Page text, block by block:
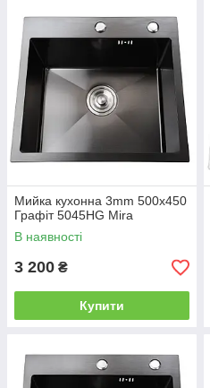
Мийка кухонна 3mm 500х450
Графіт 5045HG Mira
В наявності
3 200 ₴
Купити